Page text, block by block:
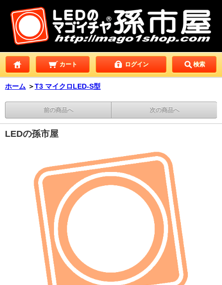
カート ログイン 検索
ホーム ＞T3 マイクロLED-S型
前の商品へ 次の商品へ
LEDの孫市屋